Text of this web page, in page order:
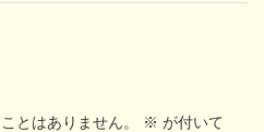
とはありません。 ※ が付いて